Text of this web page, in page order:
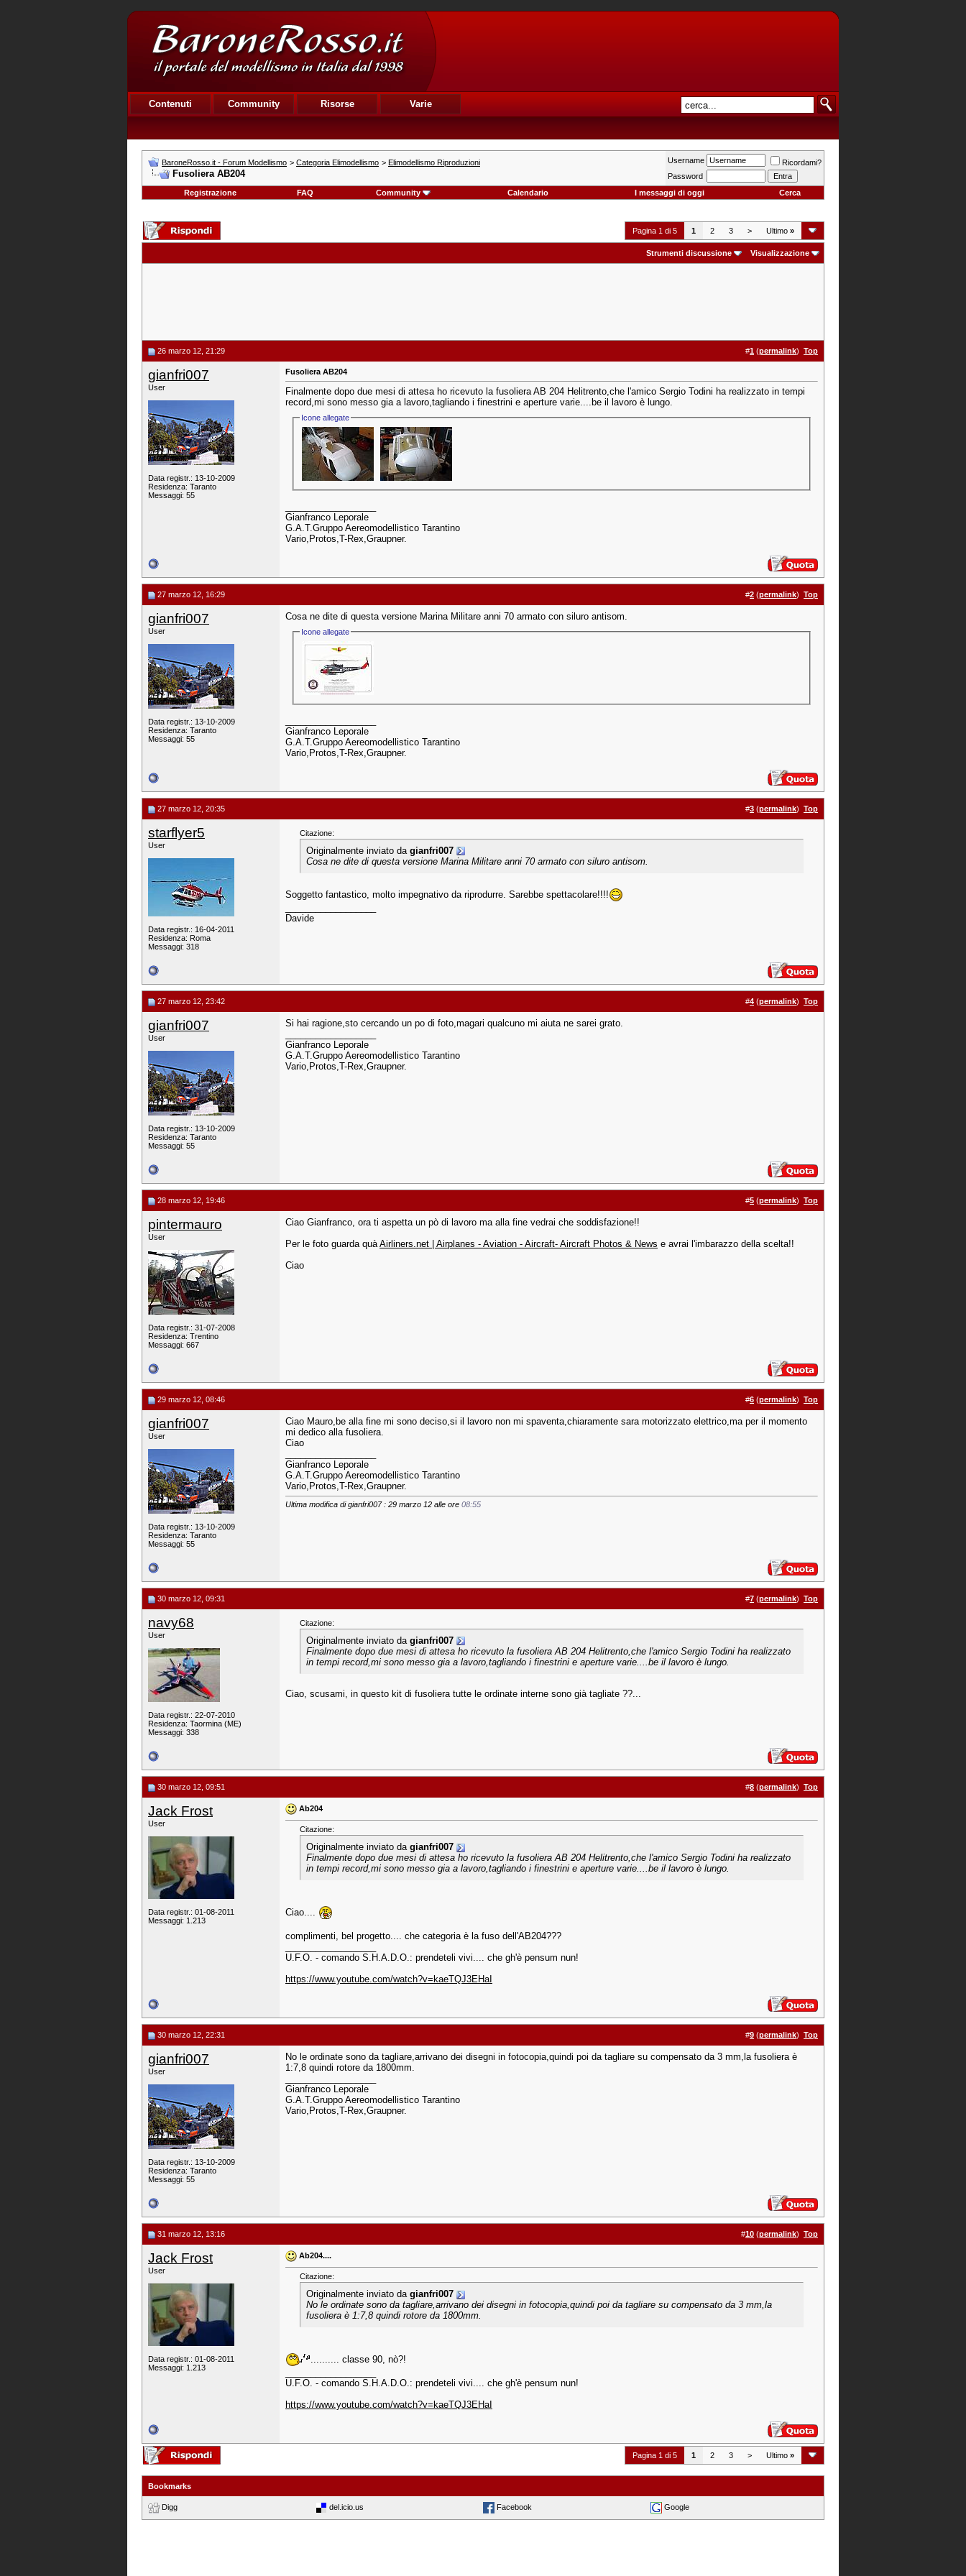
Contenuti Community Risorse Varie
BaroneRosso.it - Forum Modellismo > Categoria Elimodellismo > Elimodellismo Riproduzioni
Fusoliera AB204
Username
Ricordami?
Password
Registrazione
FAQ Community Calendario I messaggi di oggi Cerca
Pagina 1 di 5 1 2 3 > Ultimo »
Strumenti discussione Visualizzazione
26 marzo 12, 21:29 #1 (permalink) Top
gianfri007
User
Data registr.: 13-10-2009
Residenza: Taranto
Messaggi: 55
Fusoliera AB204
Finalmente dopo due mesi di attesa ho ricevuto la fusoliera AB 204 Helitrento,che l'amico Sergio Todini ha realizzato in tempi
record,mi sono messo gia a lavoro,tagliando i finestrini e aperture varie....be il lavoro è lungo.
Icone allegate
Gianfranco Leporale
G.A.T.Gruppo Aereomodellistico Tarantino
Vario,Protos,T-Rex,Graupner.
27 marzo 12, 16:29 #2 (permalink) Top
gianfri007
User
Data registr.: 13-10-2009
Residenza: Taranto
Messaggi: 55
Cosa ne dite di questa versione Marina Militare anni 70 armato con siluro antisom.
Icone allegate
Gianfranco Leporale
G.A.T.Gruppo Aereomodellistico Tarantino
Vario,Protos,T-Rex,Graupner.
27 marzo 12, 20:35 #3 (permalink) Top
starflyer5
User
Data registr.: 16-04-2011
Residenza: Roma
Messaggi: 318
Citazione:
Originalmente inviato da gianfri007
Cosa ne dite di questa versione Marina Militare anni 70 armato con siluro antisom.
Soggetto fantastico, molto impegnativo da riprodurre. Sarebbe spettacolare!!!!
Davide
27 marzo 12, 23:42 #4 (permalink) Top
gianfri007
User
Data registr.: 13-10-2009
Residenza: Taranto
Messaggi: 55
Si hai ragione,sto cercando un po di foto,magari qualcuno mi aiuta ne sarei grato.
Gianfranco Leporale
G.A.T.Gruppo Aereomodellistico Tarantino
Vario,Protos,T-Rex,Graupner.
28 marzo 12, 19:46 #5 (permalink) Top
pintermauro
User
Data registr.: 31-07-2008
Residenza: Trentino
Messaggi: 667
Ciao Gianfranco, ora ti aspetta un pò di lavoro ma alla fine vedrai che soddisfazione!!
Per le foto guarda quàAirliners.net | Airplanes - Aviation - Aircraft- Aircraft Photos & News e avrai l'imbarazzo della scelta!!
Ciao
29 marzo 12, 08:46 #6 (permalink) Top
gianfri007
User
Data registr.: 13-10-2009
Residenza: Taranto
Messaggi: 55
Ciao Mauro,be alla fine mi sono deciso,si il lavoro non mi spaventa,chiaramente sara motorizzato elettrico,ma per il momento
mi dedico alla fusoliera.
Ciao
Gianfranco Leporale
G.A.T.Gruppo Aereomodellistico Tarantino
Vario,Protos,T-Rex,Graupner.
Ultima modifica di gianfri007 : 29 marzo 12 alle ore 08:55
30 marzo 12, 09:31 #7 (permalink) Top
navy68
User
Data registr.: 22-07-2010
Residenza: Taormina (ME)
Messaggi: 338
Citazione:
Originalmente inviato da gianfri007
Finalmente dopo due mesi di attesa ho ricevuto la fusoliera AB 204 Helitrento,che l'amico Sergio Todini ha realizzato
in tempi record,mi sono messo gia a lavoro,tagliando i finestrini e aperture varie....be il lavoro è lungo.
Ciao, scusami, in questo kit di fusoliera tutte le ordinate interne sono già tagliate ??...
30 marzo 12, 09:51 #8 (permalink) Top
Jack Frost
User
Data registr.: 01-08-2011
Messaggi: 1.213
Ab204
Citazione:
Originalmente inviato da gianfri007
Finalmente dopo due mesi di attesa ho ricevuto la fusoliera AB 204 Helitrento,che l'amico Sergio Todini ha realizzato
in tempi record,mi sono messo gia a lavoro,tagliando i finestrini e aperture varie....be il lavoro è lungo.
Ciao....
complimenti, bel progetto.... che categoria è la fuso dell'AB204???
U.F.O. - comando S.H.A.D.O.: prendeteli vivi.... che gh'è pensum nun!
https://www.youtube.com/watch?v=kaeTQJ3EHaI
30 marzo 12, 22:31 #9 (permalink) Top
gianfri007
User
Data registr.: 13-10-2009
Residenza: Taranto
Messaggi: 55
No le ordinate sono da tagliare,arrivano dei disegni in fotocopia,quindi poi da tagliare su compensato da 3 mm,la fusoliera è
1:7,8 quindi rotore da 1800mm.
Gianfranco Leporale
G.A.T.Gruppo Aereomodellistico Tarantino
Vario,Protos,T-Rex,Graupner.
31 marzo 12, 13:16 #10 (permalink) Top
Jack Frost
User
Data registr.: 01-08-2011
Messaggi: 1.213
Ab204....
Citazione:
Originalmente inviato da gianfri007
No le ordinate sono da tagliare,arrivano dei disegni in fotocopia,quindi poi da tagliare su compensato da 3 mm,la
fusoliera è 1:7,8 quindi rotore da 1800mm.
.......... classe 90, nò?!
U.F.O. - comando S.H.A.D.O.: prendeteli vivi.... che gh'è pensum nun!
https://www.youtube.com/watch?v=kaeTQJ3EHaI
Pagina 1 di 5 1 2 3 > Ultimo »
Bookmarks
Digg del.icio.us Facebook Google